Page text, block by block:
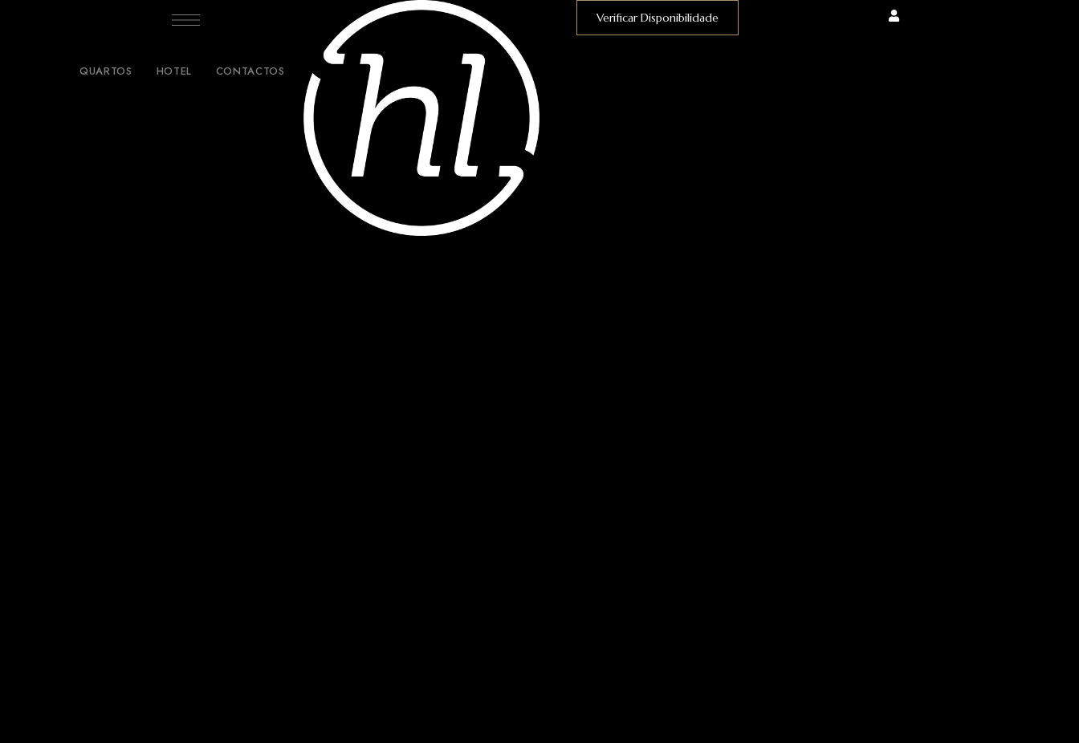
QUARTOS HOTEL CONTACTOS
Verificar Disponibilidade